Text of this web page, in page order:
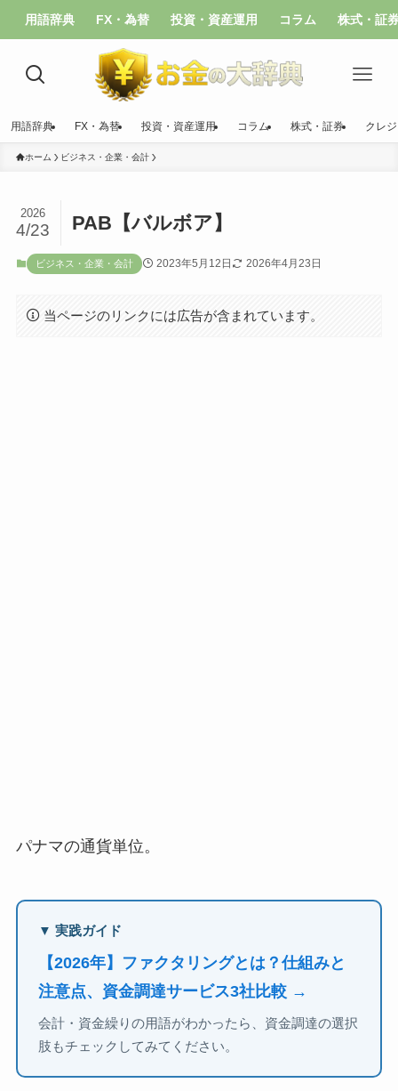
用語辞典 FX・為替 投資・資産運用 コラム 株式・証
用語辞典 FX・為替 投資・資産運用 コラム 株式・証券 クレ
ホーム ビジネス・企業・会計
PAB【バルボア】
2026
4/23
ビジネス・企業・会計 2023年5月12日 2026年4月23日
当ページのリンクには広告が含まれています。
パナマの通貨単位。
▼ 実践ガイド
【2026年】ファクタリングとは？仕組みと
注意点、資金調達サービス3社比較 →
会計・資金繰りの用語がわかったら、資金調達の選択
肢もチェックしてみてください。